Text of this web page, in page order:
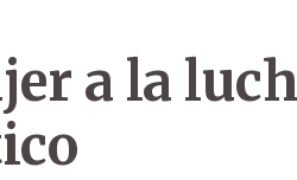
a la